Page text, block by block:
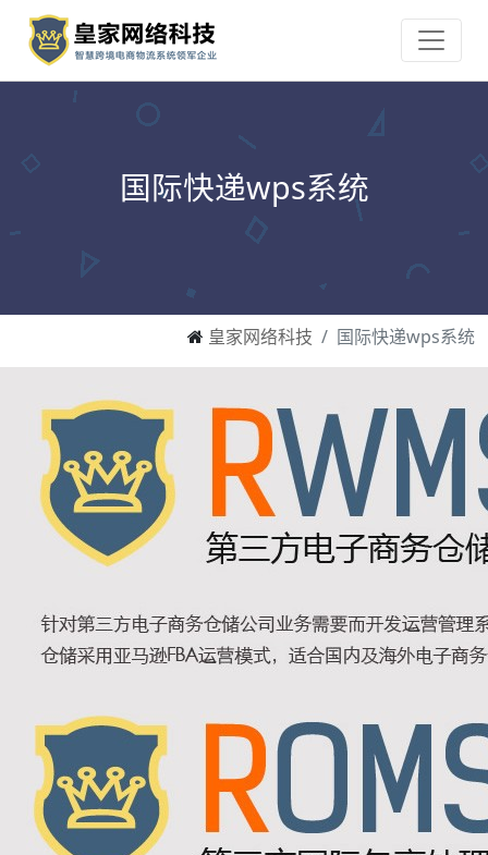
国际快递wps系统
皇家网络科技 国际快递wps系统